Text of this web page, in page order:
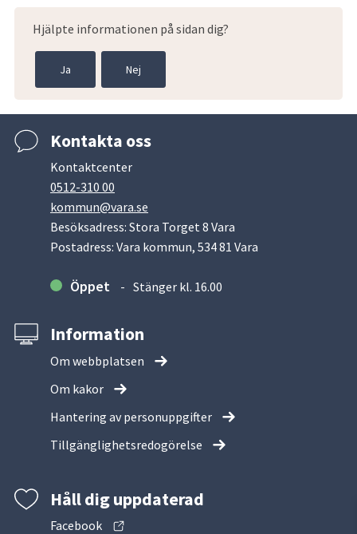
Hjälpte informationen på sidan dig?
Ja Nej
Kontakta oss
Kontaktcenter
0512-310 00
kommun@vara.se
Besöksadress: Stora Torget 8 Vara
Postadress: Vara kommun, 534 81 Vara
Öppet Stänger kl. 16.00
Information
Om webbplatsen
Om kakor
Hantering av personuppgifter
Tillgänglighetsredogörelse
Håll dig uppdaterad
Facebook